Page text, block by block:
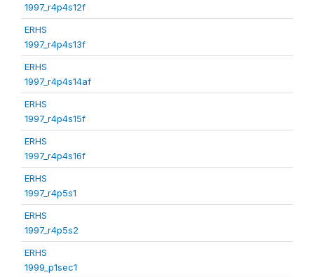
1997_r4p4s12f
ERHS
1997_r4p4s13f
ERHS
1997_r4p4s14af
ERHS
1997_r4p4s15f
ERHS
1997_r4p4s16f
ERHS
1997_r4p5s1
ERHS
1997_r4p5s2
ERHS
1999_p1sec1